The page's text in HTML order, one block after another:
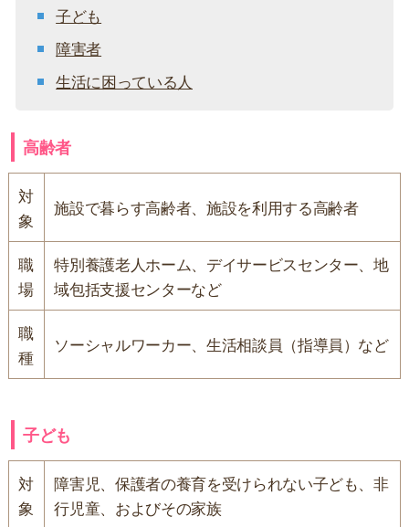
子ども
障害者
生活に困っている人
高齢者
対
象
施設で暮らす高齢者、施設を利用する高齢者
職
場
特別養護老人ホーム、デイサービスセンター、地
域包括支援センターなど
職
種
ソーシャルワーカー、生活相談員（指導員）など
子ども
対
象
障害児、保護者の養育を受けられない子ども、非
行児童、およびその家族